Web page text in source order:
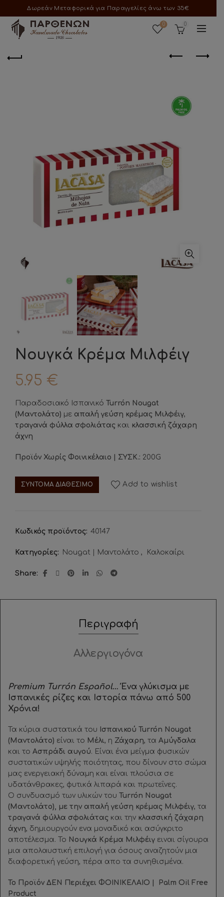
Δωρεάν Μεταφορικά για Παραγγελίες άνω των 35€
0 0
Νουγκά Κρέμα Μιλφέιγ
5.95 €
Παραδοσιακό Ισπανικό Turrón Nougat
(Μαντολάτο) με απαλή γεύση κρέμας Μιλφέιγ,
τραγανά φύλλα σφολιάτας και κλασσική ζάχαρη
άχνη
Προϊόν Χωρίς Φοινικέλαιο | ΣΥΣΚ.: 200G
ΣΥΝΤΟΜΑ ΔΙΑΘΕΣΙΜΟ Add to wishlist
Κωδικός προϊόντος: 40147
Κατηγορίες: Nougat | Μαντολάτο , Καλοκαίρι
Share
Περιγραφή
Αλλεργιογόνα
Premium Turrón Español…Ένα γλύκισμα με
Ισπανικές ρίζες και Ιστορία πάνω από 500
Χρόνια!
Τα κύρια συστατικά του
Ισπανικού Turrón Nougat
(Μαντολάτο) είναι το Μέλι, η Ζάχαρη, τα Αμύγδαλα
και το Ασπράδι αυγού. Είναι ένα μείγμα φυσικών
συστατικών υψηλής ποιότητας, που δίνουν στο σώμα
μας ενεργειακή δύναμη και είναι πλούσια σε
υδατάνθρακες, φυτικά λιπαρά και πρωτεΐνες.
Ο συνδυασμό των υλικών του Turrón Nougat
(Μαντολάτο), με την απαλή γεύση κρέμας Μιλφέιγ, τα
τραγανά φύλλα σφολιάτας και την κλασσική ζάχαρη
άχνη, δημιουργούν ενα μοναδικό και ασύγκριτο
αποτέλεσμα. Το Νουγκά Κρέμα Μιλφέιγ ειναι σίγουρα
μια απολαυστική επιλογή για όσους αναζητούν μια
διαφορετική γεύση, πέρα απο τα συνηθισμένα.
Το Προϊόν ΔΕΝ Περιέχει ΦΟΙΝΙΚΕΛΑΙΟ |
Palm Oil Free
Product